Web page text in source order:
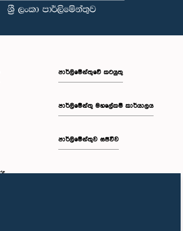
පාර්ලිමේන්තුවේ කටයුතු
පාර්ලිමේන්තු මහලේකම් කාර්යාලය
පාර්ලිමේන්තුව සජීවීව